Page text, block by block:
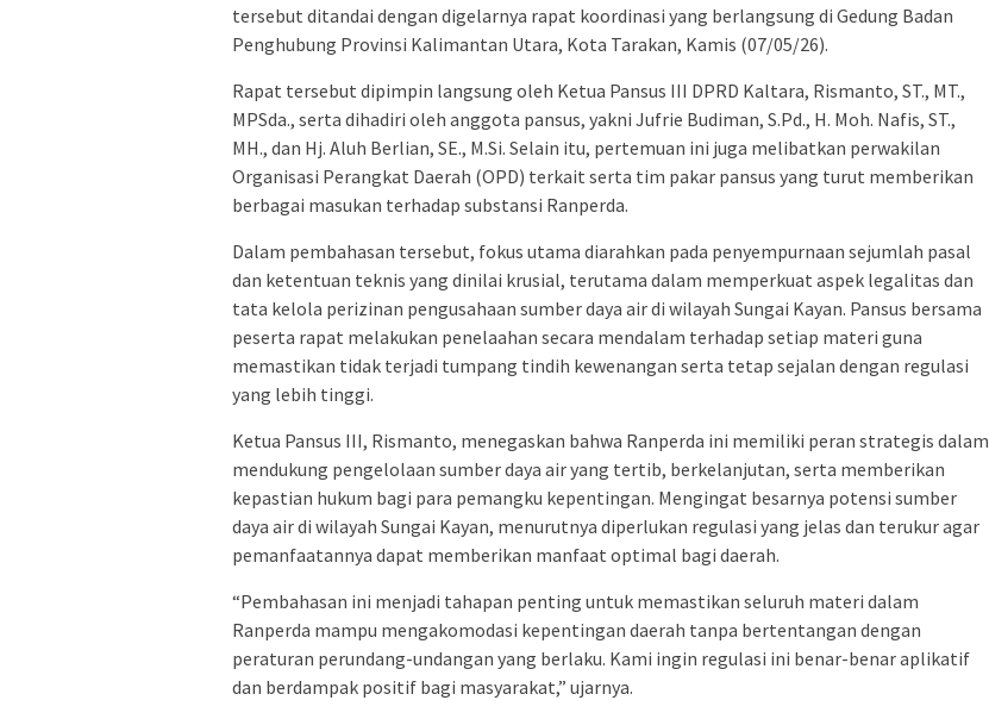
tersebut ditandai dengan digelarnya rapat koordinasi yang berlangsung di Gedung Badan
Penghubung Provinsi Kalimantan Utara, Kota Tarakan, Kamis (07/05/26).
Rapat tersebut dipimpin langsung oleh Ketua Pansus III DPRD Kaltara, Rismanto, ST., MT.,
MPSda., serta dihadiri oleh anggota pansus, yakni Jufrie Budiman, S.Pd., H. Moh. Nafis, ST.,
MH., dan Hj. Aluh Berlian, SE., M.Si. Selain itu, pertemuan ini juga melibatkan perwakilan
Organisasi Perangkat Daerah (OPD) terkait serta tim pakar pansus yang turut memberikan
berbagai masukan terhadap substansi Ranperda.
Dalam pembahasan tersebut, fokus utama diarahkan pada penyempurnaan sejumlah pasal
dan ketentuan teknis yang dinilai krusial, terutama dalam memperkuat aspek legalitas dan
tata kelola perizinan pengusahaan sumber daya air di wilayah Sungai Kayan. Pansus bersama
peserta rapat melakukan penelaahan secara mendalam terhadap setiap materi guna
memastikan tidak terjadi tumpang tindih kewenangan serta tetap sejalan dengan regulasi
yang lebih tinggi.
Ketua Pansus III, Rismanto, menegaskan bahwa Ranperda ini memiliki peran strategis dalam
mendukung pengelolaan sumber daya air yang tertib, berkelanjutan, serta memberikan
kepastian hukum bagi para pemangku kepentingan. Mengingat besarnya potensi sumber
daya air di wilayah Sungai Kayan, menurutnya diperlukan regulasi yang jelas dan terukur agar
pemanfaatannya dapat memberikan manfaat optimal bagi daerah.
“Pembahasan ini menjadi tahapan penting untuk memastikan seluruh materi dalam
Ranperda mampu mengakomodasi kepentingan daerah tanpa bertentangan dengan
peraturan perundang-undangan yang berlaku. Kami ingin regulasi ini benar-benar aplikatif
dan berdampak positif bagi masyarakat,” ujarnya.